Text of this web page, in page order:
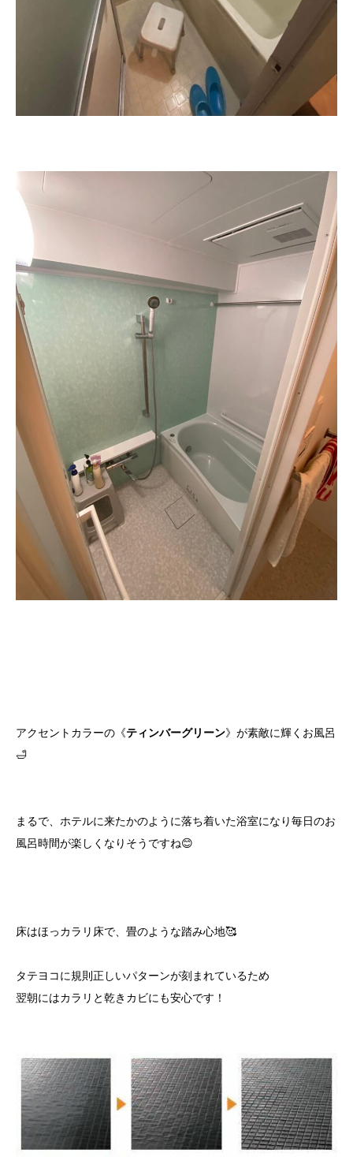
アクセントカラーの《ティンバーグリーン》が素敵に輝くお風呂
🛁
まるで、ホテルに来たかのように落ち着いた浴室になり毎日のお
風呂時間が楽しくなりそうですね😊
床はほっカラリ床で、畳のような踏み心地🥰
タテヨコに規則正しいパターンが刻まれているため
翌朝にはカラリと乾きカビにも安心です！